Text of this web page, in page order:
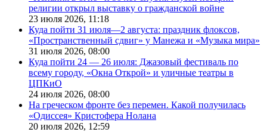
религии открыл выставку о гражданской войне
23 июля 2026, 11:18
Куда пойти 31 июля—2 августа: праздник флоксов,
«Пространственный сдвиг» у Манежа и «Музыка мира»
31 июля 2026, 08:00
Куда пойти 24 — 26 июля: Джазовый фестиваль по
всему городу, «Окна Открой» и уличные театры в
ЦПКиО
24 июля 2026, 08:00
На греческом фронте без перемен. Какой получилась
«Одиссея» Кристофера Нолана
20 июля 2026, 12:59